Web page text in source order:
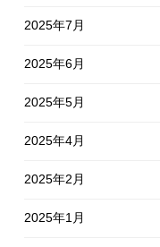
2025年7月
2025年6月
2025年5月
2025年4月
2025年2月
2025年1月